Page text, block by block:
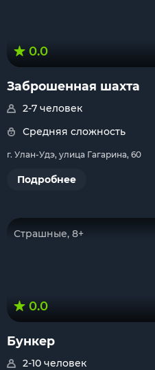
0.0
Заброшенная шахта
2-7 человек
Средняя сложность
г. Улан-Удэ, улица Гагарина, 60
Подробнее
Страшные, 8+
0.0
Бункер
2-10 человек